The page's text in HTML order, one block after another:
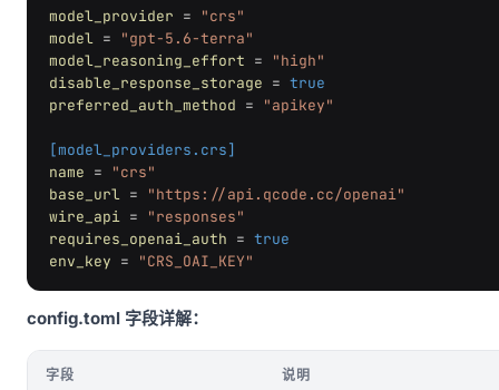
model_provider =
"crs"
model =
"gpt-5.6-terra"
model_reasoning_effort =
"high"
disable_response_storage = true
preferred_auth_method = "apikey"
[model_providers.crs]
name =
"crs"
base_url =
"https://api.qcode.cc/openai"
wire_api =
"responses"
requires_openai_auth = true
env_key = "CRS_OAI_KEY"
config.toml 字段详解：
字段 说明